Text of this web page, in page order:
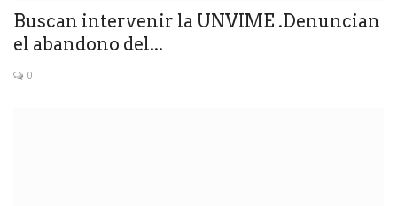
Buscan intervenir la UNVIME .Denuncian
el abandono del...
0